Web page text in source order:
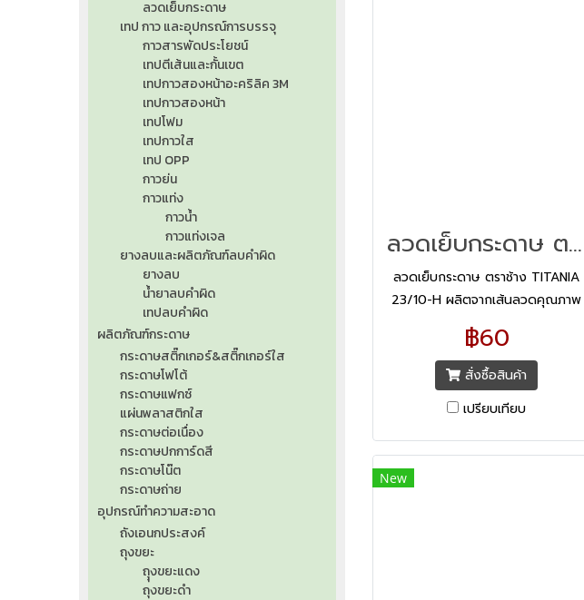
ลวดเย็บกระดาษ ตราช้าง Titania No.23/10-H
ลวดเย็บกระดาษ ตราช้าง TITANIA
23/10-H ผลิตจากเส้นลวดคุณภาพ
สูง ควบคุมการผลิตด้วยเทคโนโลยีที่
ทันสมัยจากประเทศสวิตเซอร์แลนด์
฿60
สั่งซื้อสินค้า
เปรียบเทียบ
New
ลวดเย็บกระดาษ
เทป กาว และอุปกรณ์การบรรจุ
กาวสารพัดประโยชน์
เทปตีเส้นและกั้นเขต
เทปกาวสองหน้าอะคริลิค 3M
เทปกาวสองหน้า
เทปโฟม
เทปกาวใส
เทป OPP
กาวย่น
กาวแท่ง
กาวน้ำ
กาวแท่งเจล
ยางลบและผลิตภัณฑ์ลบคำผิด
ยางลบ
น้ำยาลบคำผิด
เทปลบคำผิด
ผลิตภัณฑ์กระดาษ
กระดาษสติ๊กเกอร์&สติ๊กเกอร์ใส
กระดาษโฟโต้
กระดาษแฟกซ์
แผ่นพลาสติกใส
กระดาษต่อเนื่อง
กระดาษปกการ์ดสี
กระดาษโน๊ต
กระดาษถ่าย
อุปกรณ์ทำความสะอาด
ถังเอนกประสงค์
ถุงขยะ
ถุุงขยะแดง
ถุงขยะดำ